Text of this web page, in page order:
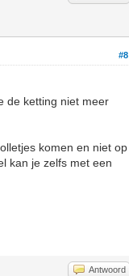
#8
de ketting niet meer
komen en niet op
kan je zelfs met een
Antwoord